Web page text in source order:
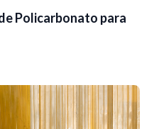
Policarbonato para